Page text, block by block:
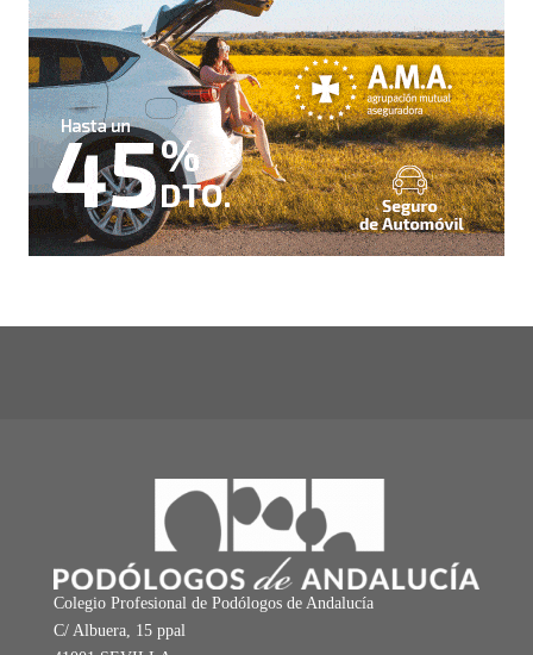
Colegio Profesional de Podólogos de Andalucía
C/ Albuera, 15 ppal